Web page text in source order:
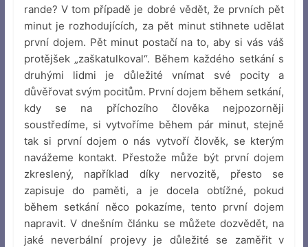
rande? V tom případě je dobré vědět, že prvních pět
minut je rozhodujících, za pět minut stihnete udělat
první dojem. Pět minut postačí na to, aby si vás váš
protějšek „zaškatulkoval“. Během každého setkání s
druhými lidmi je důležité vnímat své pocity a
důvěřovat svým pocitům. První dojem během setkání,
kdy se na příchozího člověka nejpozorněji
soustředíme, si vytvoříme během pár minut, stejně
tak si první dojem o nás vytvoří člověk, se kterým
navážeme kontakt. Přestože může být první dojem
zkreslený, například díky nervozitě, přesto se
zapisuje do paměti, a je docela obtížné, pokud
během setkání něco pokazíme, tento první dojem
napravit. V dnešním článku se můžete dozvědět, na
jaké neverbální projevy je důležité se zaměřit v